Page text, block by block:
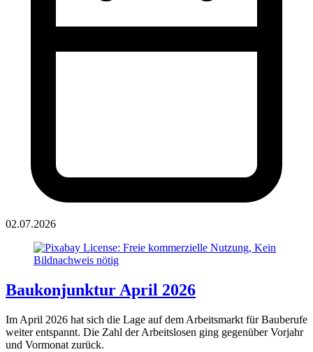
02.07.2026
Baukonjunktur April 2026
Im April 2026 hat sich die Lage auf dem Arbeitsmarkt für Bauberufe
weiter entspannt. Die Zahl der Arbeitslosen ging gegenüber Vorjahr
und Vormonat zurück.